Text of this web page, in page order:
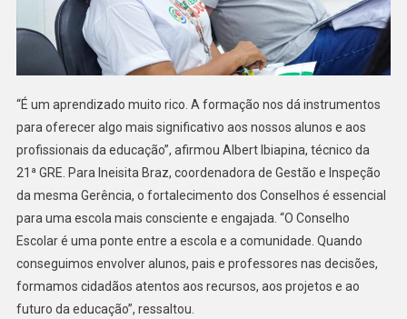
“É um aprendizado muito rico. A formação nos dá instrumentos
para oferecer algo mais significativo aos nossos alunos e aos
profissionais da educação”, afirmou Albert Ibiapina, técnico da
21ª GRE. Para Ineisita Braz, coordenadora de Gestão e Inspeção
da mesma Gerência, o fortalecimento dos Conselhos é essencial
para uma escola mais consciente e engajada. “O Conselho
Escolar é uma ponte entre a escola e a comunidade. Quando
conseguimos envolver alunos, pais e professores nas decisões,
formamos cidadãos atentos aos recursos, aos projetos e ao
futuro da educação”, ressaltou.